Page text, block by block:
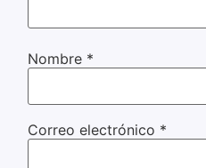
Nombre *
Correo electrónico *